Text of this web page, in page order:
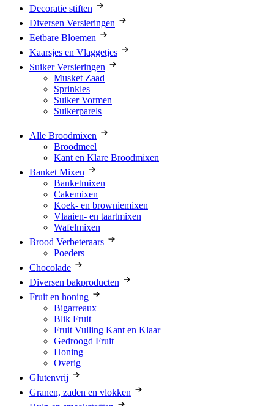
Decoratie stiften
Diversen Versieringen
Eetbare Bloemen
Kaarsjes en Vlaggetjes
Suiker Versieringen
Musket Zaad
Sprinkles
Suiker Vormen
Suikerparels
Alle Broodmixen
Broodmeel
Kant en Klare Broodmixen
Banket Mixen
Banketmixen
Cakemixen
Koek- en browniemixen
Vlaaien- en taartmixen
Wafelmixen
Brood Verbeteraars
Poeders
Chocolade
Diversen bakproducten
Fruit en honing
Bigarreaux
Blik Fruit
Fruit Vulling Kant en Klaar
Gedroogd Fruit
Honing
Overig
Glutenvrij
Granen, zaden en vlokken